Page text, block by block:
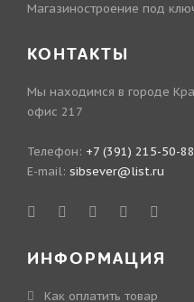
Магазиностроение под
КОНТАКТЫ
Мы находимся в городе
офис 217
Телефон: +7 (391) 215-50-88
E-mail: sibsever@list.ru
ИНФОРМАЦИЯ
Как оплатить товар